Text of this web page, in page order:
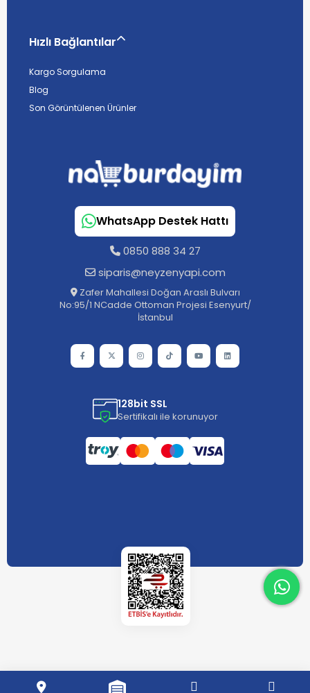
Hızlı Bağlantılar
Kargo Sorgulama
Blog
Son Görüntülenen Ürünler
WhatsApp Destek Hattı
0850 888 34 27
siparis@neyzenyapi.com
Zafer Mahallesi Doğan Araslı Bulvarı
No:95/1 NCadde Ottoman Projesi Esenyurt/
İstanbul
128bit SSL
Sertifikalı ile korunuyor